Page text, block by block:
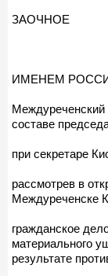
ЗАОЧНОЕ
ИМЕНЕМ
Междуреченский
составе
при секретаре
рассмотрев в
Междуреченске
гражданское
материального
результате